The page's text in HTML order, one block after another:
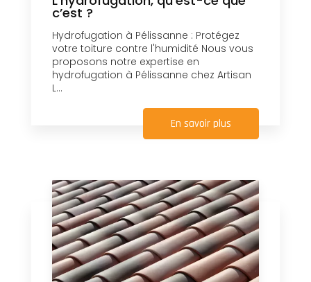
c’est ?
Hydrofugation à Pélissanne : Protégez
votre toiture contre l'humidité Nous vous
proposons notre expertise en
hydrofugation à Pélissanne chez Artisan
L...
En savoir plus